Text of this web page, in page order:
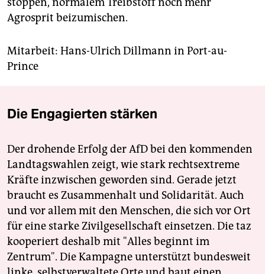
Agrosprit beizumischen.
Mitarbeit: Hans-Ulrich Dillmann in Port-au-
Prince
Die Engagierten stärken
Der drohende Erfolg der AfD bei den kommenden
Landtagswahlen zeigt, wie stark rechtsextreme
Kräfte inzwischen geworden sind. Gerade jetzt
braucht es Zusammenhalt und Solidarität. Auch
und vor allem mit den Menschen, die sich vor Ort
für eine starke Zivilgesellschaft einsetzen. Die taz
kooperiert deshalb mit "Alles beginnt im
Zentrum". Die Kampagne unterstützt bundesweit